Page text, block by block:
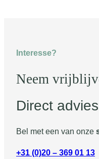
Interesse?
Neem
Direct
Bel met een van onze
+31 (0)20 – 369 01 13